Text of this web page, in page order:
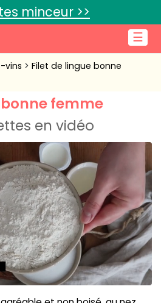
☰
minceur >>
Connexion
vins
Filet de lingue bonne
femme
en vidéo